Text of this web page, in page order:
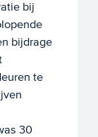
bij
bijdrage
te
30